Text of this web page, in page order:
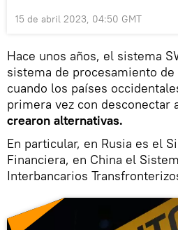
15 de abril 2023, 04:50 GMT
Hace unos años, el sistema
sistema de procesamiento de
cuando los países
primera vez con desconectar
crearon alternativas.
En particular, en Rusia es el
Financiera, en China el
Interbancarios